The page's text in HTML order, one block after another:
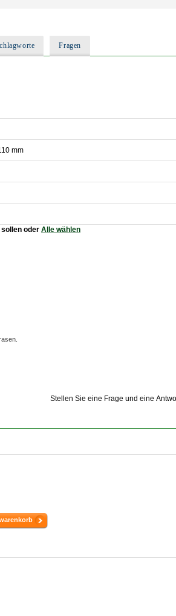
Fragen
mm
oder Alle wählen
Stellen Sie eine Frage und eine